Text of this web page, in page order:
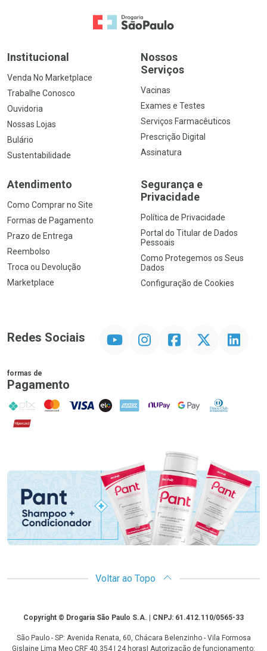
Ir para a Home
Institucional
Venda No Marketplace
Trabalhe Conosco
Ouvidoria
Nossas Lojas
Bulário
Sustentabilidade
Nossos
Serviços
Vacinas
Exames e Testes
Serviços Farmacêuticos
Prescrição Digital
Assinatura
Atendimento
Como Comprar no Site
Formas de Pagamento
Prazo de Entrega
Reembolso
Troca ou Devolução
Marketplace
Segurança e
Privacidade
Política de Privacidade
Portal do Titular de Dados
Pessoais
Como Protegemos os Seus
Dados
Configuração de Cookies
Redes Sociais InstagramFacebookTwitter Linkedin
formas de
Pagamento
PIX MasterCard
VISA ELO AMEX NuPay Google PayDiners Club
Hipercard
Promoção em Destaque
Voltar ao Topo
CopyrightCopyright © Drogaria São Paulo S.A. | CNPJ: 61.412.110/0565-33
São Paulo - SP: Avenida Renata, 60, Chácara Belenzinho - Vila Formosa
Gislaine Lima Meo CRF 40.354 | 24 horas| Autorização de funcionamento: